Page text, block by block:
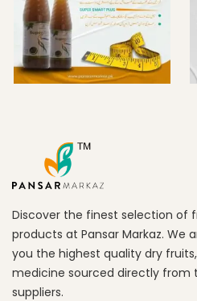
Discover the finest selection of
products at Pansar Markaz.
you the highest quality dry
medicine sourced directly from
suppliers.